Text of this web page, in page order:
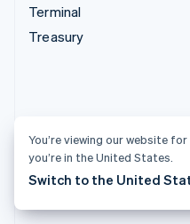
Terminal
Treasury
You’re viewing our website
you’re in the United States.
Switch to the United